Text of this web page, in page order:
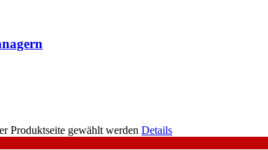
Produktseite gewählt werden Details